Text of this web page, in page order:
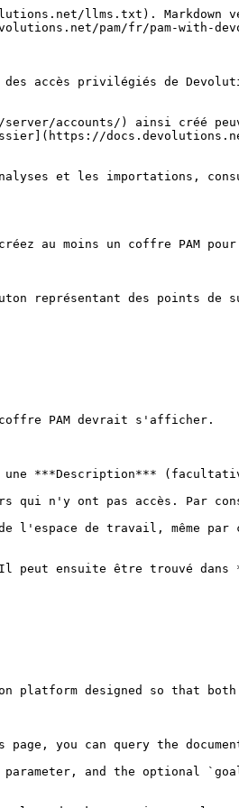
llms.txt). Markdown
pam/fr/pam-with-
accès privilégiés de
accounts/) ainsi créé
et les importations,
au moins un coffre PAM
représentant des points de
PAM devrait s'afficher.
une ***Description***
n'y ont pas accès. Par
de travail, même par
peut ensuite être trouvé
platform designed so that
you can query the
parameter, and the optional